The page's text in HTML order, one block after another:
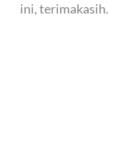
ini, terimakasih.